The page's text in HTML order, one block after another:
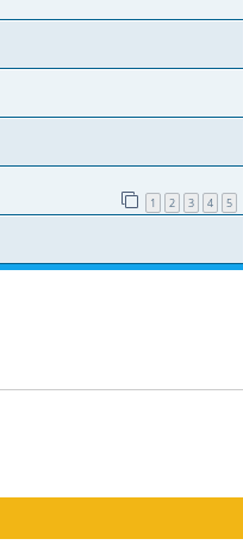
1 2 3 4 5